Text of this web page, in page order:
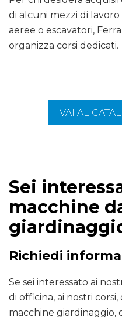
di alcuni mezzi di
aeree o escavatori,
organizza corsi dedicati.
VAI AL
Sei
macchine
Richiedi
Se sei interessato ai
di officina, ai nostri
macchine giardinaggio,